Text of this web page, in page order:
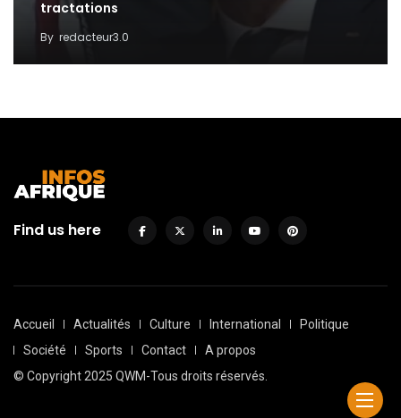
tractations
By redacteur3.0
Find us here
Accueil Actualités Culture International
Politique
Société
Sports Contact
A propos
© Copyright 2025 QWM-Tous droits réservés.